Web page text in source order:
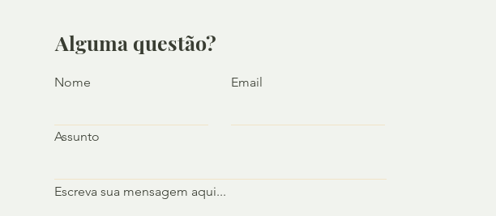
Alguma questão?
Nome Email
Assunto
Escreva sua mensagem aqui...